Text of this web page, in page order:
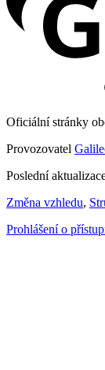
Oficiální stránky
Provozovatel
Poslední
Změna vzhledu,
Prohlášení o